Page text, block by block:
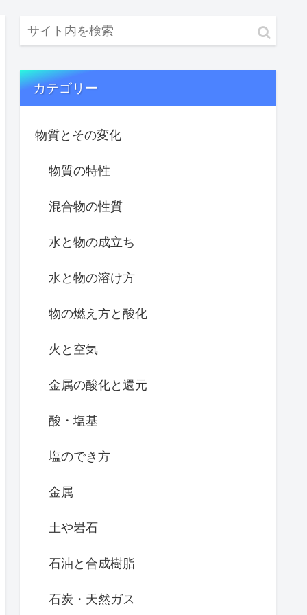
カテゴリー
物質とその変化
物質の特性
混合物の性質
水と物の成立ち
水と物の溶け方
物の燃え方と酸化
火と空気
金属の酸化と還元
酸・塩基
塩のでき方
金属
土や岩石
石油と合成樹脂
石炭・天然ガス